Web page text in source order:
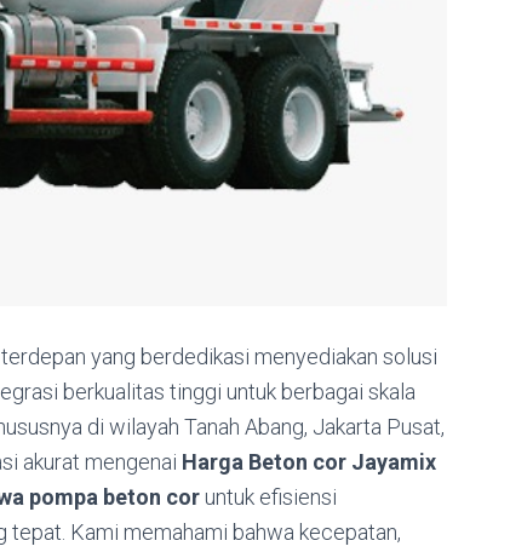
yang berdedikasi menyediakan solusi
berkualitas tinggi untuk berbagai skala
di wilayah Tanah Abang, Jakarta Pusat,
akurat mengenai Harga Beton cor Jayamix
pompa beton cor untuk efisiensi
tepat. Kami memahami bahwa kecepatan,